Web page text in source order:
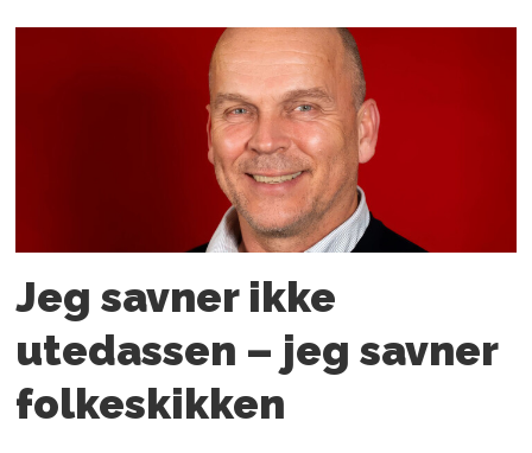
Jeg savner ikke
utedassen – jeg savner
folkeskikken